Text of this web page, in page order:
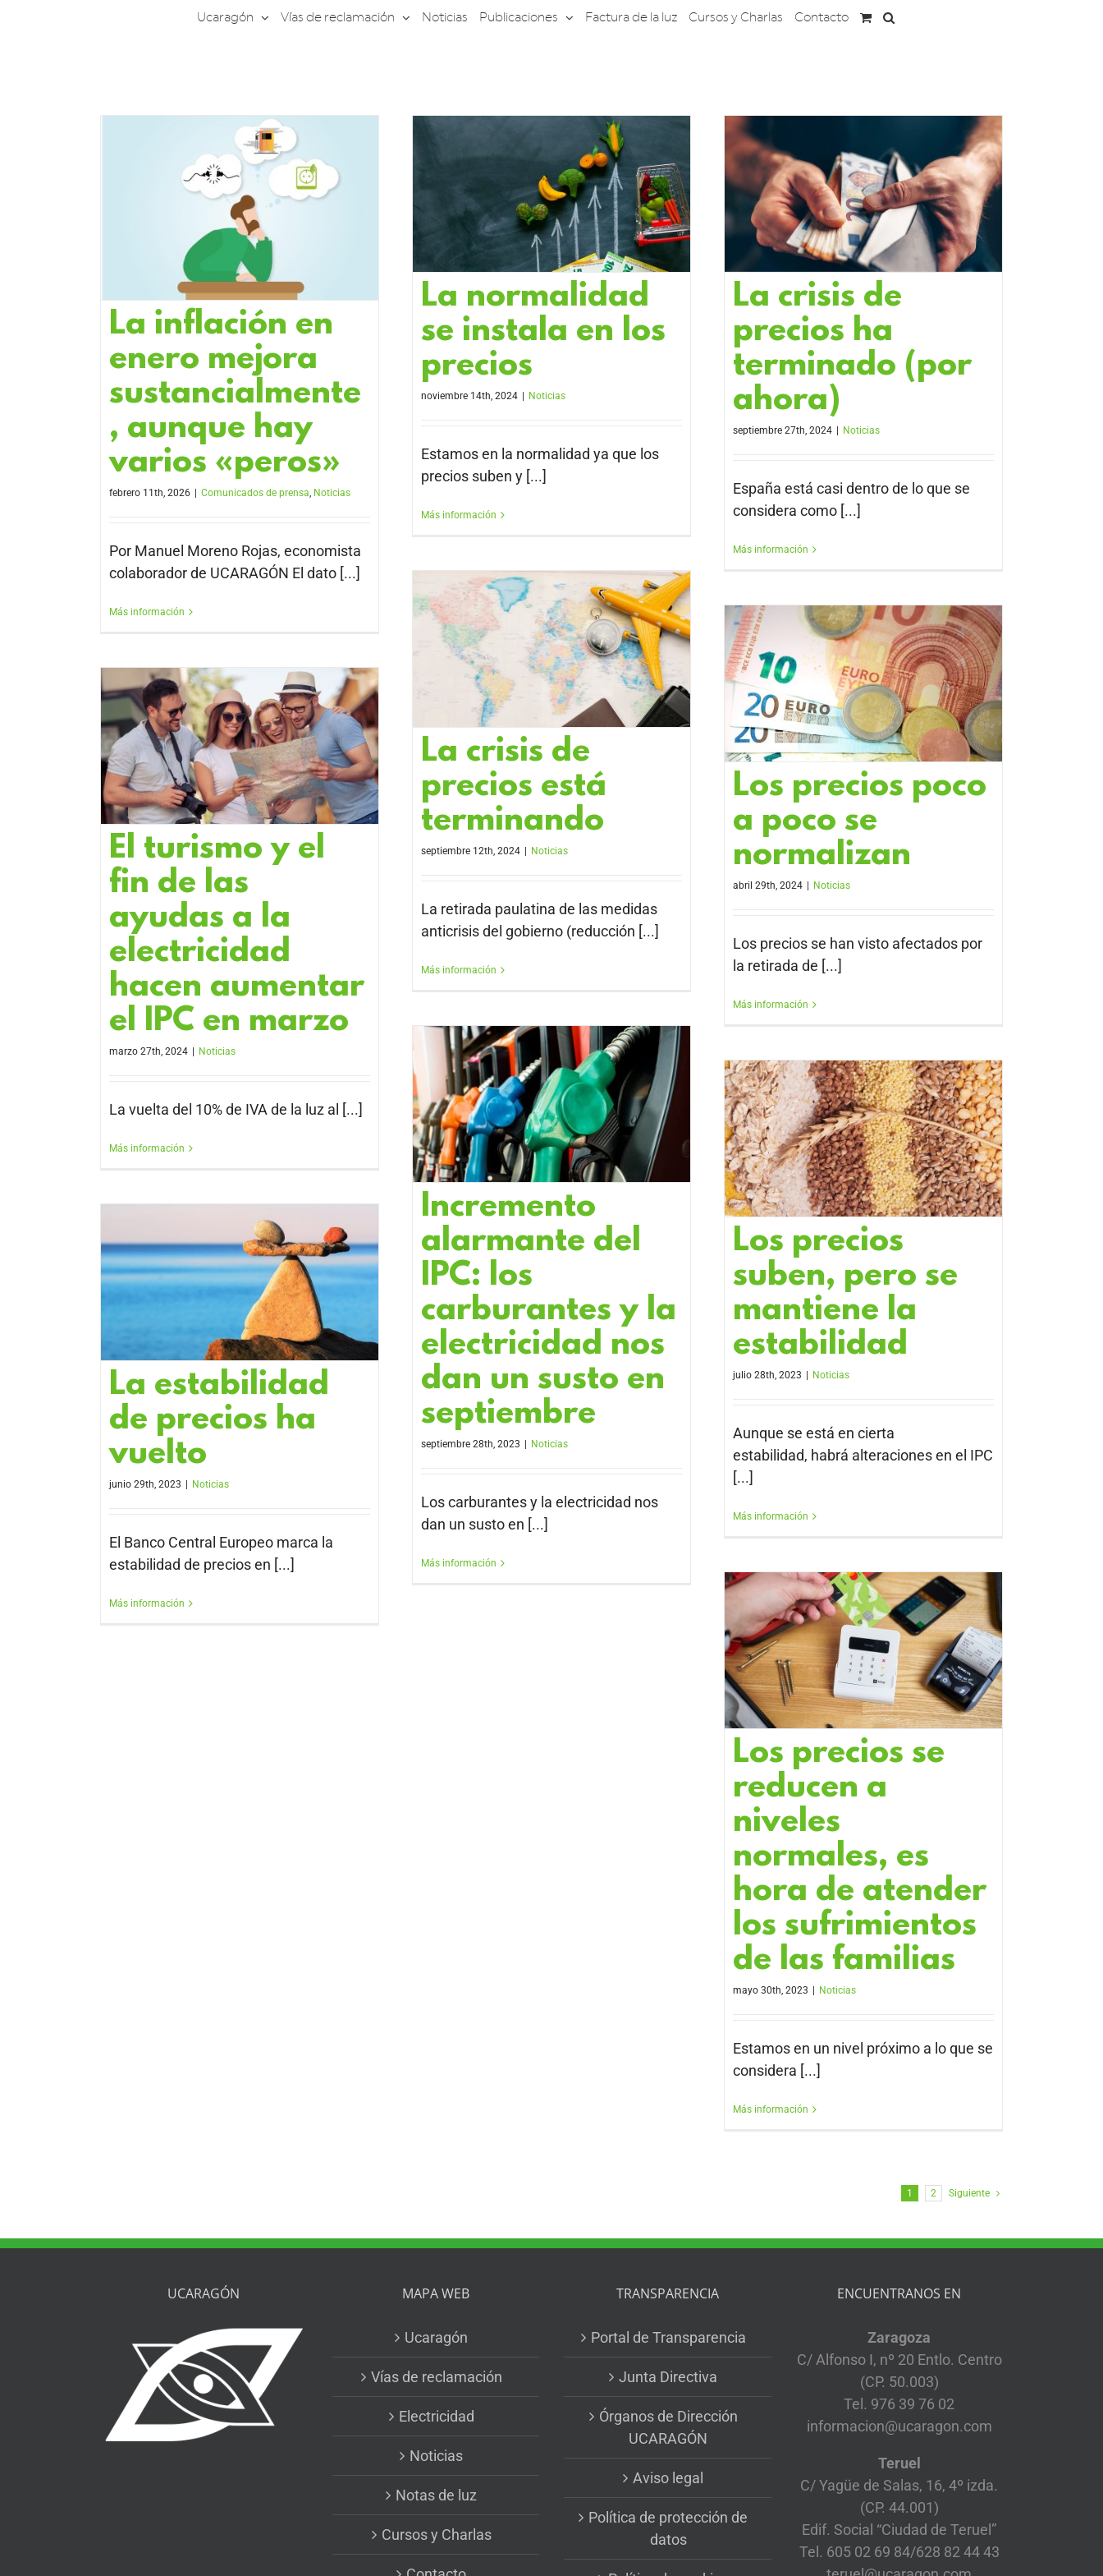
Ucaragón Vías de reclamación Noticias Publicaciones Factura de la luz Cursos y Charlas Contacto
La inflación en
enero mejora
sustancialmente
, aunque hay
varios «peros»
febrero 11th, 2026 Comunicados de prensa, Noticias
Por Manuel Moreno Rojas, economista
colaborador de UCARAGÓN El dato [...]
Más información
La normalidad
se instala en los
precios
noviembre 14th, 2024 Noticias
Estamos en la normalidad ya que los
precios suben y [...]
Más información
La crisis de
precios ha
terminado (por
ahora)
septiembre 27th, 2024 Noticias
España está casi dentro de lo que se
considera como [...]
Más información
La crisis de
precios está
terminando
septiembre 12th, 2024 Noticias
La retirada paulatina de las medidas
anticrisis del gobierno (reducción [...]
Más información
Los precios poco
a poco se
normalizan
abril 29th, 2024 Noticias
Los precios se han visto afectados por
la retirada de [...]
Más información
El turismo y el
fin de las
ayudas a la
electricidad
hacen aumentar
el IPC en marzo
marzo 27th, 2024 Noticias
La vuelta del 10% de IVA de la luz al [...]
Más información
Incremento
alarmante del
IPC: los
carburantes y la
electricidad nos
dan un susto en
septiembre
septiembre 28th, 2023 Noticias
Los carburantes y la electricidad nos
dan un susto en [...]
Más información
Los precios
suben, pero se
mantiene la
estabilidad
julio 28th, 2023 Noticias
Aunque se está en cierta
estabilidad, habrá alteraciones en el IPC
[...]
Más información
La estabilidad
de precios ha
vuelto
junio 29th, 2023 Noticias
El Banco Central Europeo marca la
estabilidad de precios en [...]
Más información
Los precios se
reducen a
niveles
normales, es
hora de atender
los sufrimientos
de las familias
mayo 30th, 2023 Noticias
Estamos en un nivel próximo a lo que se
considera [...]
Más información
1 2 Siguiente
UCARAGÓN MAPA WEB
Ucaragón
Vías de reclamación
Electricidad
Noticias
Notas de luz
Cursos y Charlas
TRANSPARENCIA
Portal de Transparencia
Junta Directiva
Órganos de Dirección
UCARAGÓN
Aviso legal
Política de protección de
datos
ENCUENTRANOS EN
Zaragoza
C/ Alfonso I, nº 20 Entlo. Centro
(CP. 50.003)
Tel. 976 39 76 02
informacion@ucaragon.com
Teruel
C/ Yagüe de Salas, 16, 4º izda.
(CP. 44.001)
Edif. Social “Ciudad de Teruel”
Tel. 605 02 69 84/628 82 44 43